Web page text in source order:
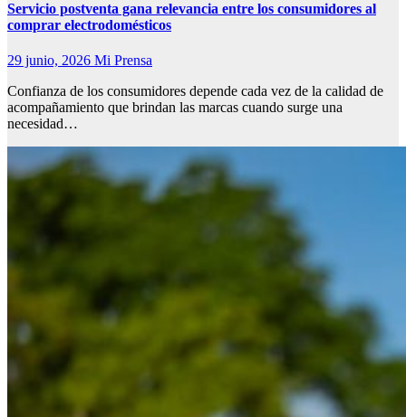
Servicio postventa gana relevancia entre los consumidores al
comprar electrodomésticos
29 junio, 2026 Mi Prensa
Confianza de los consumidores depende cada vez de la calidad de
acompañamiento que brindan las marcas cuando surge una
necesidad…